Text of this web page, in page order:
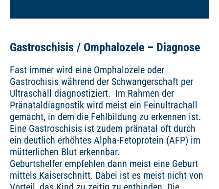
Gastroschisis / Omphalozele – Diagnose
Fast immer wird eine Omphalozele oder
Gastrochisis während der Schwangerschaft per
Ultraschall diagnostiziert. Im Rahmen der
Pränataldiagnostik wird meist ein Feinultrachall
gemacht, in dem die Fehlbildung zu erkennen ist.
Eine Gastroschisis ist zudem pränatal oft durch
ein deutlich erhöhtes Alpha-Fetoprotein (AFP) im
mütterlichen Blut erkennbar.
Geburtshelfer empfehlen dann meist eine Geburt
mittels Kaiserschnitt. Dabei ist es meist nicht von